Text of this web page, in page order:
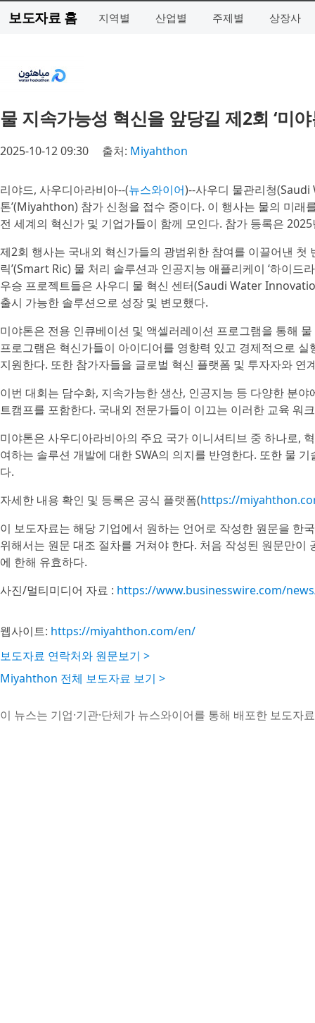
보도자료 홈 지역별 산업별 주제별 상장사
물 지속가능성 혁신을 앞당길 제2회 ‘미
2025-10-12 09:30 출처: Miyahthon
리야드, 사우디아라비아--(뉴스와이어)--사우디 물관리청
톤’(Miyahthon) 참가 신청을 접수 중이다. 이 행사는 물의 미
전 세계의 혁신가 및 기업가들이 함께 모인다. 참가 등록은
제2회 행사는 국내외 혁신가들의 광범위한 참여를 이끌어낸 첫
릭’(Smart Ric) 물 처리 솔루션과 인공지능 애플리케이 ‘하이
우승 프로젝트들은 사우디 물 혁신 센터(Saudi Water
출시 가능한 솔루션으로 성장 및 변모했다.
미야톤은 전용 인큐베이션 및 액셀러레이션 프로그램을 통해
프로그램은 혁신가들이 아이디어를 영향력 있고 경제적으로
지원한다. 또한 참가자들을 글로벌 혁신 플랫폼 및 투자자와 연
이번 대회는 담수화, 지속가능한 생산, 인공지능 등 다양한 분
트캠프를 포함한다. 국내외 전문가들이 이끄는 이러한 교육 워
미야톤은 사우디아라비아의 주요 국가 이니셔티브 중 하나로,
여하는 솔루션 개발에 대한 SWA의 의지를 반영한다. 또한 물
다.
자세한 내용 확인 및 등록은 공식 플랫폼(https://
이 보도자료는 해당 기업에서 원하는 언어로 작성한 원문을 한
위해서는 원문 대조 절차를 거쳐야 한다. 처음 작성된 원문만
에 한해 유효하다.
사진/멀티미디어 자료 : https://www.businesswire.com/
웹사이트: https://miyahthon.com/en/
보도자료 연락처와 원문보기 >
Miyahthon 전체 보도자료 보기 >
이 뉴스는 기업·기관·단체가 뉴스와이어를 통해 배포한 보도자